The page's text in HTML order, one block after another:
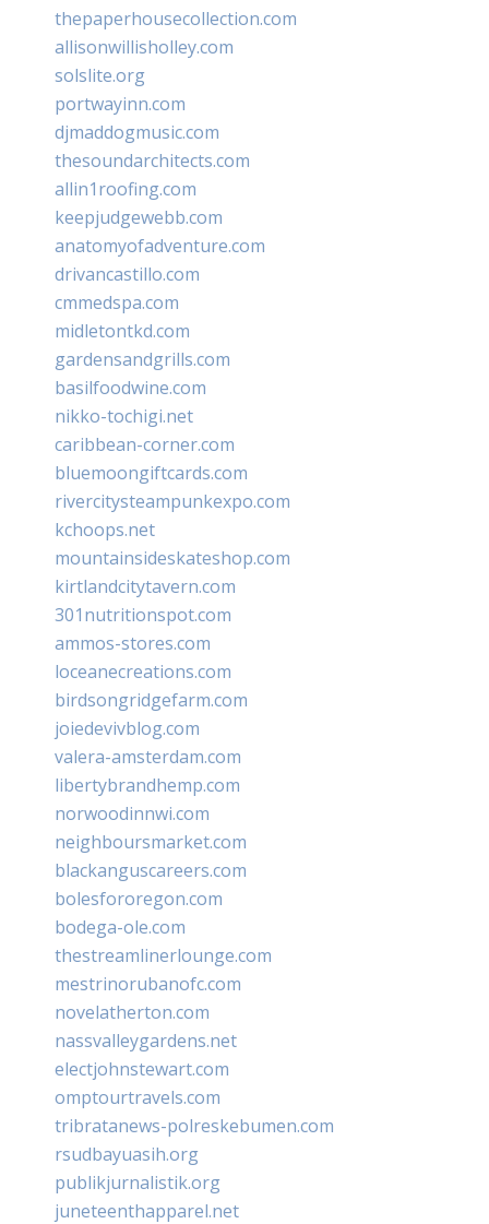
thepaperhousecollection.com
allisonwillisholley.com
solslite.org
portwayinn.com
djmaddogmusic.com
thesoundarchitects.com
allin1roofing.com
keepjudgewebb.com
anatomyofadventure.com
drivancastillo.com
cmmedspa.com
midletontkd.com
gardensandgrills.com
basilfoodwine.com
nikko-tochigi.net
caribbean-corner.com
bluemoongiftcards.com
rivercitysteampunkexpo.com
kchoops.net
mountainsideskateshop.com
kirtlandcitytavern.com
301nutritionspot.com
ammos-stores.com
loceanecreations.com
birdsongridgefarm.com
joiedevivblog.com
valera-amsterdam.com
libertybrandhemp.com
norwoodinnwi.com
neighboursmarket.com
blackanguscareers.com
bolesfororegon.com
bodega-ole.com
thestreamlinerlounge.com
mestrinorubanofc.com
novelatherton.com
nassvalleygardens.net
electjohnstewart.com
omptourtravels.com
tribratanews-polreskebumen.com
rsudbayuasih.org
publikjurnalistik.org
juneteenthapparel.net